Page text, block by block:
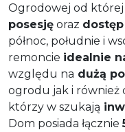
Ogrodowej od której
posesję oraz
północ, południe i
remoncie idealnie
względu na dużą
ogrodu jak i również
którzy w szukają
Dom posiada łącznie